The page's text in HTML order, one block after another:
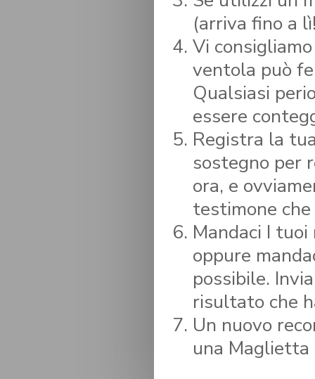
(arriva fino a
Vi
ventola può
Qualsiasi
essere
Registra la
sostegno per
ora, e
testimone
Mandaci I
oppure
possibile.
risultato che
Un nuovo
una Maglietta